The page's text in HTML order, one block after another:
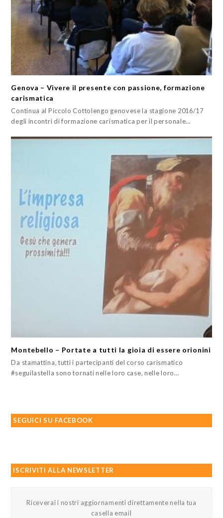
Genova – Vivere il presente con passione, formazione
carismatica
Continua al Piccolo Cottolengo genovese la stagione 2016/17
degli incontri di formazione carismatica per il personale…
Montebello – Portate a tutti la gioia di essere orionini
Da stamattina, tutti i partecipanti del corso carismatico
#seguilastella sono tornati nelle loro case, nelle loro…
SEGUICI SU FACEBOOK
ISCRIVITI ALLA NEWSLETTER
Riceverai i nostri aggiornamenti direttamente nella tua
casella email